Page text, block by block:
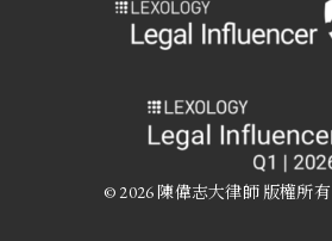
© 2026 陳偉志大律師 版權所有